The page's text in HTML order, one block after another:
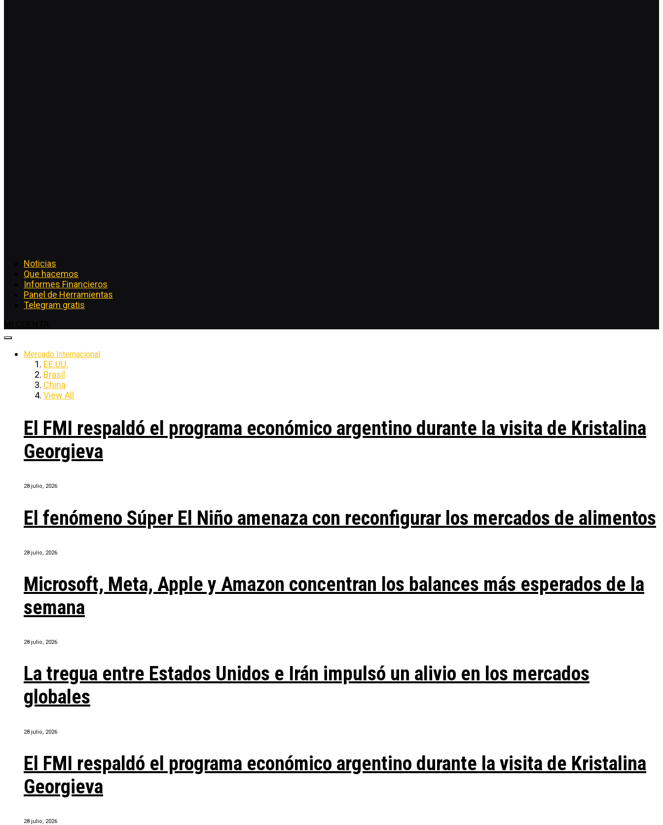
Noticias
Que hacemos
Informes Financieros
Panel de Herramientas
Telegram gratis
Mercado Internacional
EE.UU.
Brasil
China
View All
El FMI respaldó el programa económico argentino durante la visita de Kristalina
Georgieva
28 julio, 2026
El fenómeno Súper El Niño amenaza con reconfigurar los mercados de alimentos
28 julio, 2026
Microsoft, Meta, Apple y Amazon concentran los balances más esperados de la
semana
28 julio, 2026
La tregua entre Estados Unidos e Irán impulsó un alivio en los mercados
globales
28 julio, 2026
El FMI respaldó el programa económico argentino durante la visita de Kristalina
Georgieva
28 julio, 2026